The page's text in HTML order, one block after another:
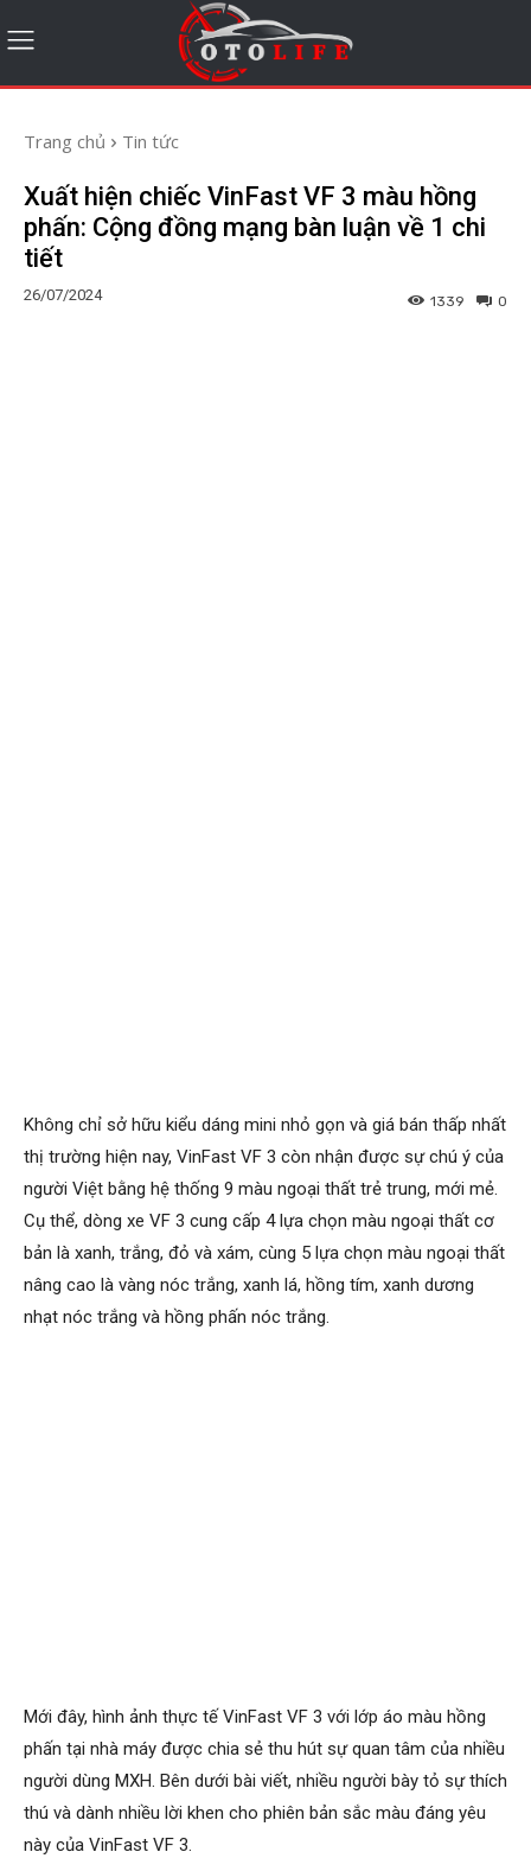
Trang chủ Tin tức
Xuất hiện chiếc VinFast VF 3 màu hồng
phấn: Cộng đồng mạng bàn luận về 1 chi
tiết
26/07/2024 0
1339
Không chỉ sở hữu kiểu dáng mini nhỏ gọn và giá bán thấp nhất
thị trường hiện nay, VinFast VF 3 còn nhận được sự chú ý của
người Việt bằng hệ thống 9 màu ngoại thất trẻ trung, mới mẻ.
Cụ thể, dòng xe VF 3 cung cấp 4 lựa chọn màu ngoại thất cơ
bản là xanh, trắng, đỏ và xám, cùng 5 lựa chọn màu ngoại thất
nâng cao là vàng nóc trắng, xanh lá, hồng tím, xanh dương
nhạt nóc trắng và hồng phấn nóc trắng.
Mới đây, hình ảnh thực tế VinFast VF 3 với lớp áo màu hồng
phấn tại nhà máy được chia sẻ thu hút sự quan tâm của nhiều
người dùng MXH. Bên dưới bài viết, nhiều người bày tỏ sự thích
thú và dành nhiều lời khen cho phiên bản sắc màu đáng yêu
này của VinFast VF 3.